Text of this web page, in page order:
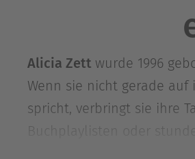
Alicia Zett wurde 1996
Wenn sie nicht gerade
spricht, verbringt sie ihre
Buchplaylisten oder